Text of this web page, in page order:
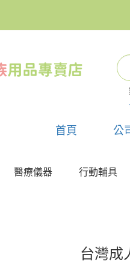
首頁 公
醫療儀器 行動輔具
台灣成